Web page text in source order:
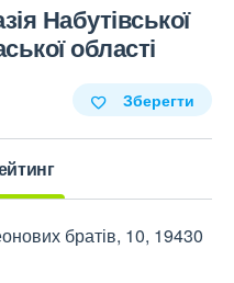
Набутівської
області
Зберегти
братів, 10, 19430